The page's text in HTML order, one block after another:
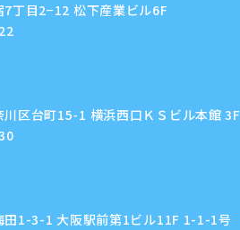
丁目2−12 松下産業ビル6F
区台町15-1 横浜西口ＫＳビル本館 3F
田1-3-1 大阪駅前第1ビル11F 1-1-1号